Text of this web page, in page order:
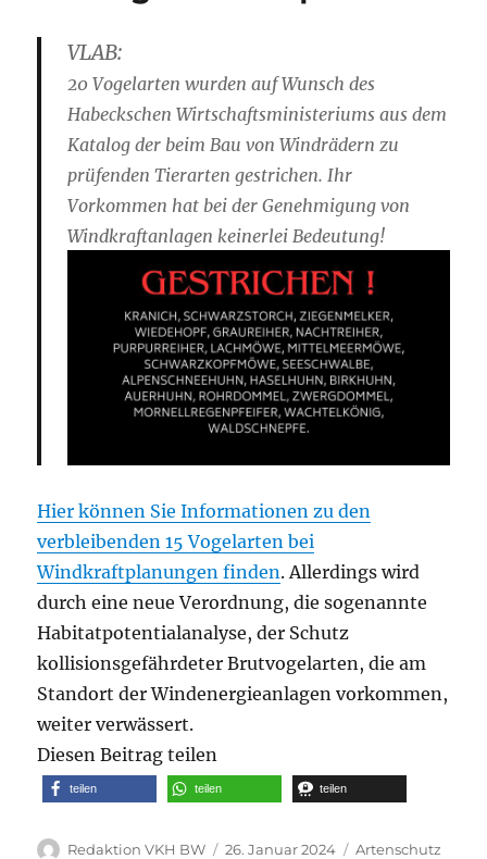
VLAB:
20 Vogelarten wurden auf Wunsch des
Habeckschen Wirtschaftsministeriums aus dem
Katalog der beim Bau von Windrädern zu
prüfenden Tierarten gestrichen. Ihr
Vorkommen hat bei der Genehmigung von
Windkraftanlagen keinerlei Bedeutung!
Hier können Sie Informationen zu den
verbleibenden 15 Vogelarten bei
Windkraftplanungen finden. Allerdings wird
durch eine neue Verordnung, die sogenannte
Habitatpotentialanalyse, der Schutz
kollisionsgefährdeter Brutvogelarten, die am
Standort der Windenergieanlagen vorkommen,
weiter verwässert.
Diesen Beitrag teilen
teilen teilen teilen
Autor
Redaktion VKH BW
Veröffentlicht
26. Januar 2024 Kategorien
Artenschutz